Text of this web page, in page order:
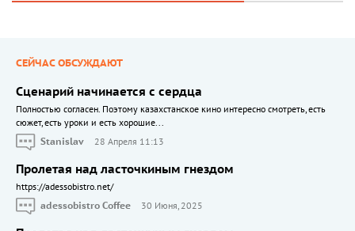
СЕЙЧАС ОБСУЖДАЮТ
Сценарий начинается с сердца
Полностью согласен. Поэтому казахстанское кино интересно смотреть, есть
сюжет, есть уроки и есть хорошие...
Stanislav
28 Апреля 11:13
Пролетая над ласточкиным гнездом
https://adessobistro.net/
adessobistro Coffee
30 Июня, 2025